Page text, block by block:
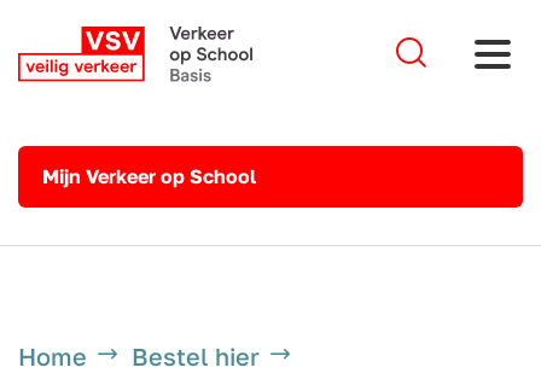
Mijn Verkeer op School
Home
Bestel hier